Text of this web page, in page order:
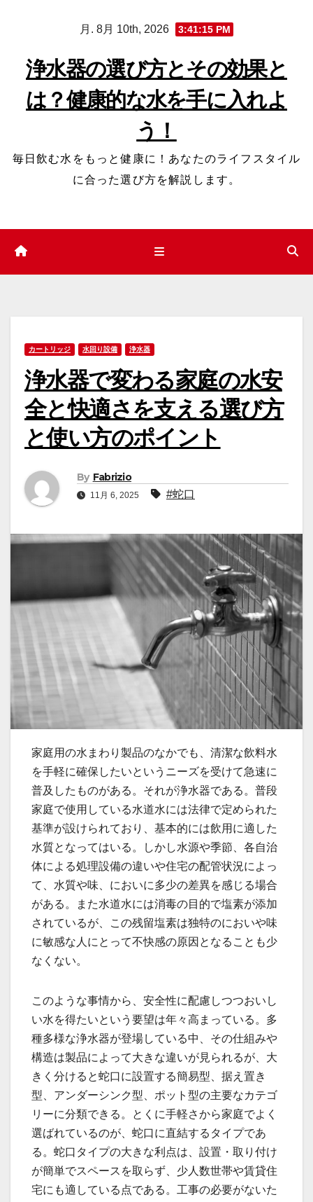
月. 8月 10th, 2026 3:41:16 PM
浄水器の選び方とその効果と
は？健康的な水を手に入れよ
う！
毎日飲む水をもっと健康に！あなたのライフスタイル
に合った選び方を解説します。
カートリッジ 水回り設備 浄水器
浄水器で変わる家庭の水安
全と快適さを支える選び方
と使い方のポイント
By Fabrizio
11月 6, 2025 #蛇口
家庭用の水まわり製品のなかでも、清潔な飲料水
を手軽に確保したいというニーズを受けて急速に
普及したものがある。 それが浄水器である。普段
家庭で使用している水道水には法律で定められた
基準が設けられており、基本的には飲用に適した
水質となってはいる。しかし水源や季節、各自治
体による処理設備の違いや住宅の配管状況によっ
て、水質や味、においに多少の差異を感じる場合
がある。また水道水には消毒の目的で塩素が添加
されているが、この残留塩素は独特のにおいや味
に敏感な人にとって不快感の原因となることも少
なくない。
このような事情から、安全性に配慮しつつおいし
い水を得たいという要望は年々高まっている。多
種多様な浄水器が登場している中、その仕組みや
構造は製品によって大きな違いが見られるが、大
きく分けると蛇口に設置する簡易型、据え置き
型、アンダーシンク型、ポット型の主要なカテゴ
リーに分類できる。とくに手軽さから家庭でよく
選ばれているのが、蛇口に直結するタイプであ
る。蛇口タイプの大きな利点は、設置・取り付け
が簡単でスペースを取らず、少人数世帯や賃貸住
宅にも適している点である。工事の必要がないた